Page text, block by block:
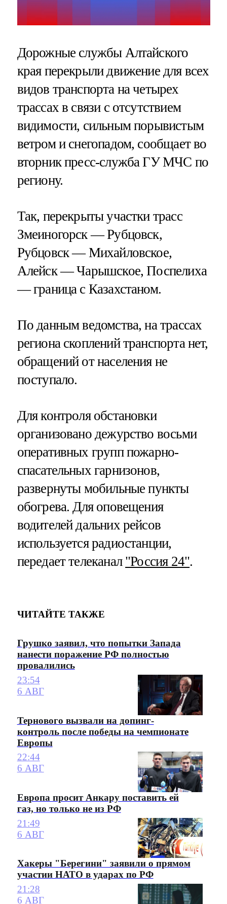
Дорожные службы Алтайского
края перекрыли движение для всех
видов транспорта на четырех
трассах в связи с отсутствием
видимости, сильным порывистым
ветром и снегопадом, сообщает во
вторник пресс-служба ГУ МЧС по
региону.
Так, перекрыты участки трасс
Змеиногорск — Рубцовск,
Рубцовск — Михайловское,
Алейск — Чарышское, Поспелиха
— граница с Казахстаном.
По данным ведомства, на трассах
региона скоплений транспорта нет,
обращений от населения не
поступало.
Для контроля обстановки
организовано дежурство восьми
оперативных групп пожарно-
спасательных гарнизонов,
развернуты мобильные пункты
обогрева. Для оповещения
водителей дальних рейсов
используется радиостанции,
передает телеканал "Россия 24".
ЧИТАЙТЕ ТАКЖЕ
Грушко заявил, что попытки Запада
нанести поражение РФ полностью
провалились
23:54
6 АВГ
Тернового вызвали на допинг-
контроль после победы на чемпионате
Европы
22:44
6 АВГ
Европа просит Анкару поставить ей
газ, но только не из РФ
21:49
6 АВГ
Хакеры "Берегини" заявили о прямом
участии НАТО в ударах по РФ
21:28
6 АВГ